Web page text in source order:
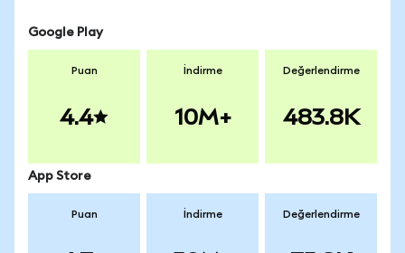
Google Play
Puan
4.4
İndirme
10M+
Değerlendirme
483.8K
App Store
Puan İndirme Değerlendirme